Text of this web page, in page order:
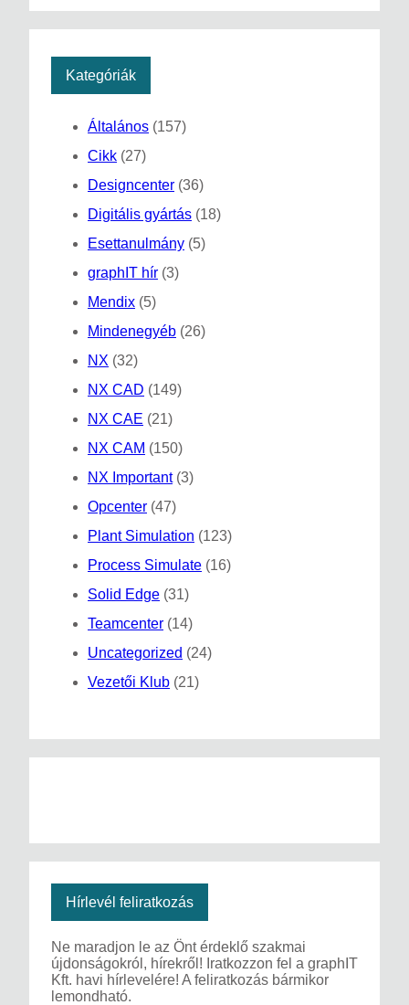
Kategóriák
Általános (157)
Cikk (27)
Designcenter (36)
Digitális gyártás (18)
Esettanulmány (5)
graphIT hír (3)
Mendix (5)
Mindenegyéb (26)
NX (32)
NX CAD (149)
NX CAE (21)
NX CAM (150)
NX Important(3)
Opcenter (47)
Plant Simulation (123)
Process Simulate (16)
Solid Edge (31)
Teamcenter (14)
Uncategorized (24)
Vezetői Klub (21)
Hírlevél feliratkozás
Ne maradjon le az Önt érdeklő szakmai
újdonságokról, hírekről! Iratkozzon fel a graphIT
Kft. havi hírlevelére! A feliratkozás bármikor
lemondható.